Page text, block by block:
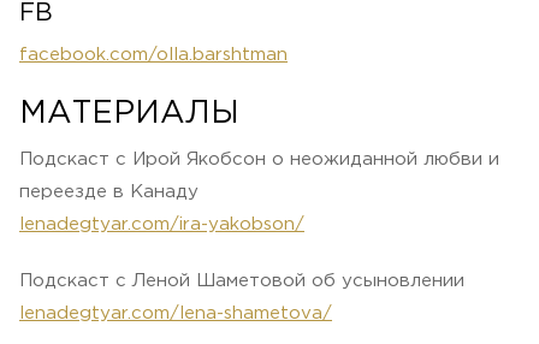
FB
facebook.com/olla.barshtman
МАТЕРИАЛЫ
Подскаст с Ирой Якобсон о неожиданной любви и
переезде в Канаду
lenadegtyar.com/ira-yakobson/
Подскаст с Леной Шаметовой об усыновлении
lenadegtyar.com/lena-shametova/